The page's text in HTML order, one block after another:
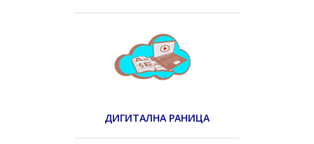
ДИГИТАЛНА РАНИЦА